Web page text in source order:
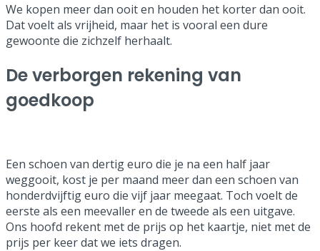
We kopen meer dan ooit en houden het korter dan ooit.
Dat voelt als vrijheid, maar het is vooral een dure
gewoonte die zichzelf herhaalt.
De verborgen rekening van
goedkoop
Een schoen van dertig euro die je na een half jaar
weggooit, kost je per maand meer dan een schoen van
honderdvijftig euro die vijf jaar meegaat. Toch voelt de
eerste als een meevaller en de tweede als een uitgave.
Ons hoofd rekent met de prijs op het kaartje, niet met de
prijs per keer dat we iets dragen.